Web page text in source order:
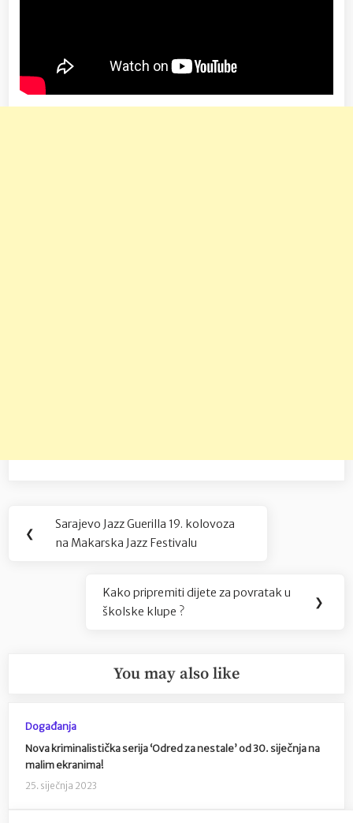
Navigacija
objava
❮
Previous
Post:
Sarajevo Jazz Guerilla 19. kolovoza
na Makarska Jazz Festivalu
Next
Post:
Kako pripremiti dijete za povratak u
školske klupe ?
❯
You may also like
Događanja
Nova kriminalistička serija ‘Odred za nestale’ od 30. siječnja na
malim ekranima!
25. siječnja 2023